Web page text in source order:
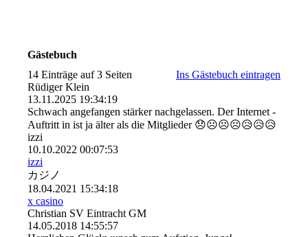
Gästebuch
14 Einträge auf 3 Seiten
Ins Gästebuch eintragen
Rüdiger Klein
13.11.2025 19:34:19
Schwach angefangen stärker nachgelassen. Der Internet -
Auftritt in ist ja älter als die Mitglieder 😞☹️☹️☹️😥😥😥
izzi
10.10.2022 00:07:53
izzi
カジノ
18.04.2021 15:34:18
x casino
Christian SV Eintracht GM
14.05.2018 14:55:57